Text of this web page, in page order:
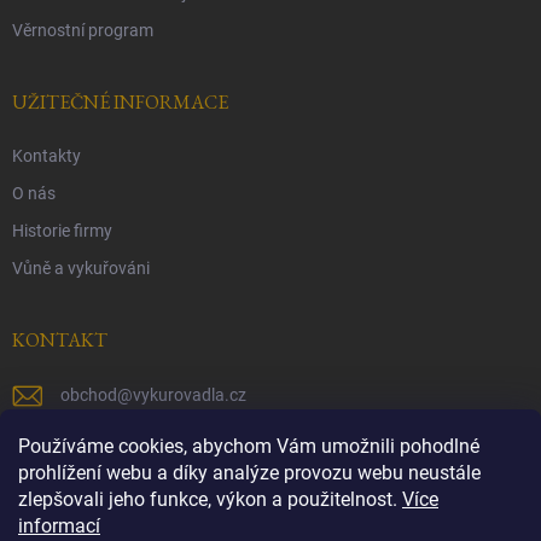
Používáme cookies, abychom Vám umožnili pohodlné
prohlížení webu a díky analýze provozu webu neustále
zlepšovali jeho funkce, výkon a použitelnost. Více
informací
Věrnostní program
UŽITEČNÉ INFORMACE
Kontakty
O nás
Historie firmy
Vůně a vykuřováni
KONTAKT
obchod@vykurovadla.cz
+420 603 149 699
https://www.facebook.com/vykurovadla.cz/
https://www.instagram.com/vykurovadla.cz/